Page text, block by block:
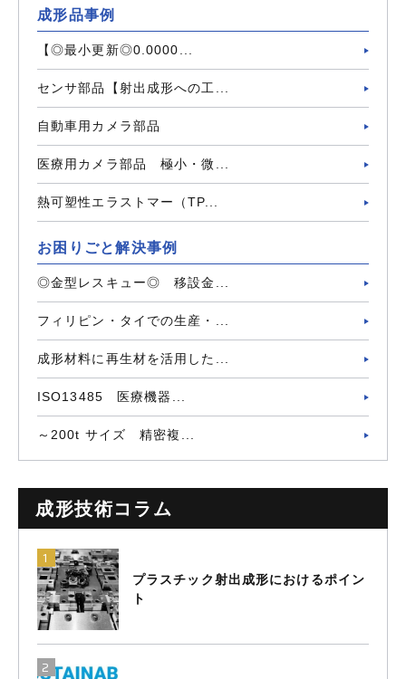
成形品事例
【◎最小更新◎0.0000...
センサ部品【射出成形への工...
自動車用カメラ部品
医療用カメラ部品 極小・微...
熱可塑性エラストマー（TP...
お困りごと解決事例
◎金型レスキュー◎ 移設金...
フィリピン・タイでの生産・...
成形材料に再生材を活用した...
ISO13485 医療機器...
～200t サイズ 精密複...
成形技術コラム
プラスチック射出成形におけるポイン
ト